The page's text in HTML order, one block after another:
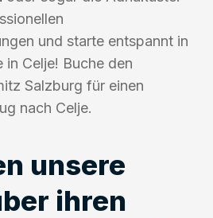
und starte entspannt in
in Celje! Buche den
Salzburg für einen
nach Celje.
unsere
ihren